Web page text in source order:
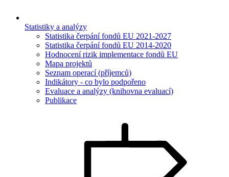
Statistiky a analýzy
Statistika čerpání fondů EU 2021-2027
Statistika čerpání fondů EU 2014-2020
Hodnocení rizik implementace fondů EU
Mapa projektů
Seznam operací (příjemců)
Indikátory - co bylo podpořeno
Evaluace a analýzy (knihovna evaluací)
Publikace